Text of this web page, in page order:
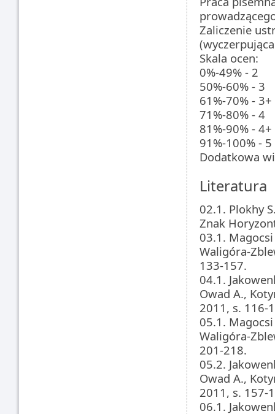
Zaliczenie
Skala ocen:
0%-49% - 2
50%-60% - 3
61%-70% - 3+
71%-80% - 4
81%-90% - 4+
91%-100% - 5
Dodatkowa
Literatura
02.1. Plokhy
Znak
03.1.
Waligóra-
133-157.
04.1.
Owad A.,
2011, s. 116-
05.1.
Waligóra-
201-218.
05.2.
Owad A.,
2011, s. 157-
06.1.